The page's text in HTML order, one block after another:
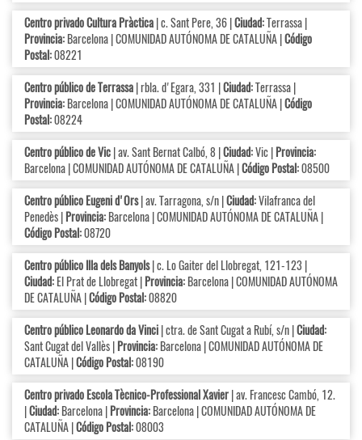
Centro privado Cultura Pràctica| c. Sant Pere, 36 |Ciudad:Terrassa |
Provincia:Barcelona | COMUNIDAD AUTÓNOMA DE CATALUÑA |Código
Postal:08221
Centro público de Terrassa| rbla. d'Egara, 331 |Ciudad:Terrassa |
Provincia:Barcelona | COMUNIDAD AUTÓNOMA DE CATALUÑA |Código
Postal:08224
Centro público de Vic| av. Sant Bernat Calbó, 8 |Ciudad:Vic |Provincia:
Barcelona | COMUNIDAD AUTÓNOMA DE CATALUÑA |Código Postal:08500
Centro público Eugeni d'Ors| av. Tarragona, s/n |Ciudad:Vilafranca del
Penedès |Provincia:Barcelona | COMUNIDAD AUTÓNOMA DE CATALUÑA |
Código Postal:08720
Centro público Illa dels Banyols| c. Lo Gaiter del Llobregat, 121-123 |
Ciudad:El Prat de Llobregat |Provincia:Barcelona | COMUNIDAD AUTÓNOMA
DE CATALUÑA |Código Postal:08820
Centro público Leonardo da Vinci| ctra. de Sant Cugat a Rubí, s/n |Ciudad:
Sant Cugat del Vallès |Provincia:Barcelona | COMUNIDAD AUTÓNOMA DE
CATALUÑA |Código Postal:08190
Centro privado Escola Tècnico-Professional Xavier| av. Francesc Cambó, 12.
|Ciudad:Barcelona |Provincia:Barcelona | COMUNIDAD AUTÓNOMA DE
CATALUÑA |Código Postal:08003